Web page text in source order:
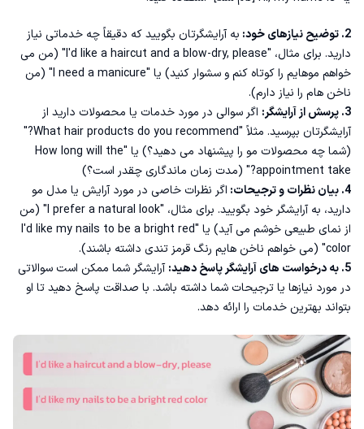
2. توضیح نیازهای خود:
به آرایشگرتان بگویید که دقیقاً چه خدماتی نیاز
دارید. برای مثال، "I'd like a haircut and a blow-dry, please" (من می
خواهم موهایم را کوتاه کنم و سشوار کنید) یا "I need a manicure" (من
ناخن هام را نیاز دارم).
3. پرسش از آرایشگر:
اگر سوالی در مورد خدمات یا محصولات دارید از
آرایشگرتان بپرسید. مثلاً "What hair products do you recommend?"
(شما چه محصولات مو را پیشنهاد می دهید؟) یا "How long will the
appointment take?" (مدت زمان ماندگاری چقدر است؟)
4. بیان نظرات و ترجیحات:
اگر نظرات خاصی در مورد آرایش یا مدل مو
دارید، به آرایشگر خود بگویید. برای مثال، "I prefer a natural look" (من
از نمای طبیعی خوشم می آید) یا "I'd like my nails to be a bright red
color" (می خواهم ناخن هایم رنگ قرمز تندی داشته باشند).
5. به درخواست های آرایشگر پاسخ دهید:
آرایشگر شما ممکن است سوالاتی
در مورد نیازها یا ترجیحات شما داشته باشد. با صداقت پاسخ دهید تا او
بتواند بهترین خدمات را ارائه دهد.